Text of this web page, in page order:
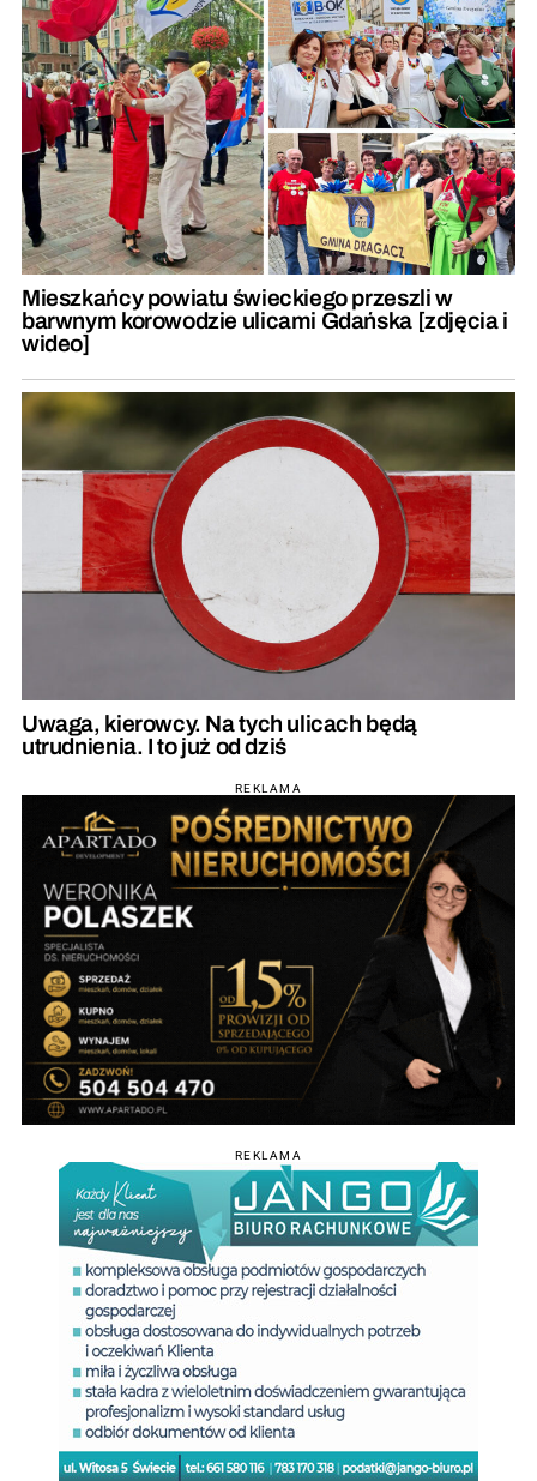
Mieszkańcy powiatu świeckiego przeszli w
barwnym korowodzie ulicami Gdańska [zdjęcia i
wideo]
Uwaga, kierowcy. Na tych ulicach będą
utrudnienia. I to już od dziś
REKLAMA
REKLAMA